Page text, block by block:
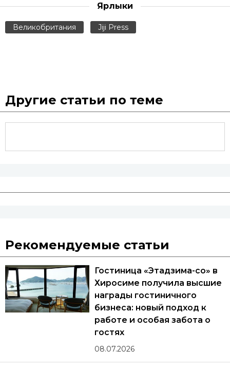
Ярлыки
Великобритания Jiji Press
Другие статьи по теме
Рекомендуемые статьи
Гостиница «Этадзима-со» в
Хиросиме получила высшие
награды гостиничного
бизнеса: новый подход к
работе и особая забота о
гостях
08.07.2026